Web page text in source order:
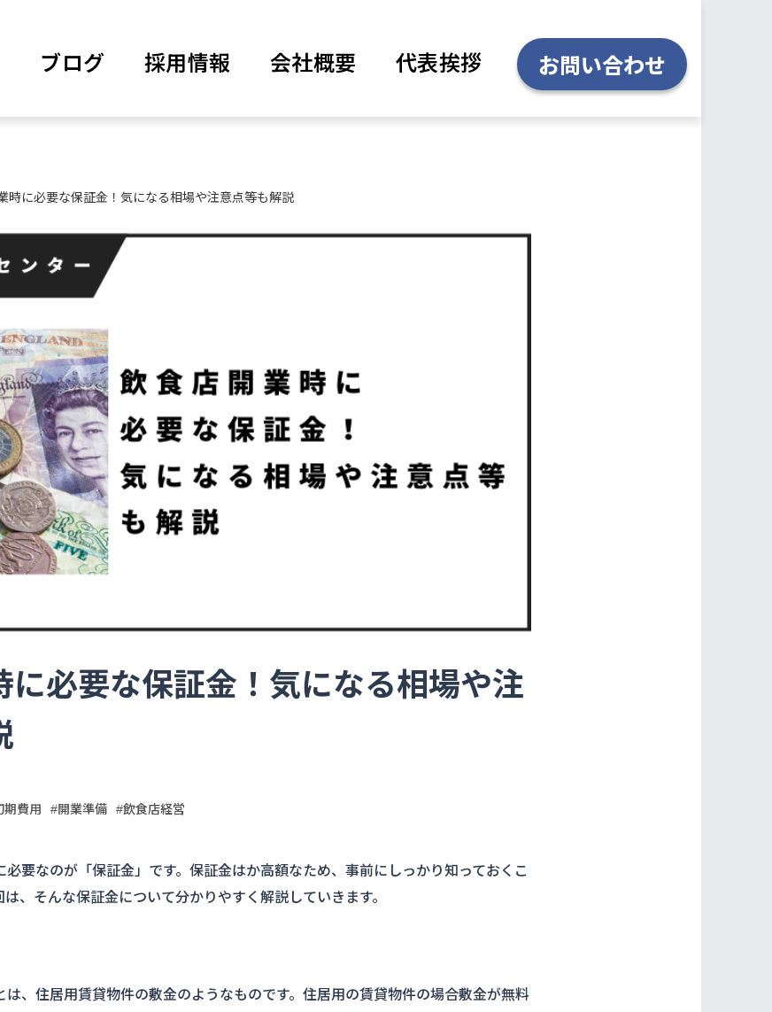
ブログ 採用情報 会社概要 代表挨拶 お問い合わせ
時に必要な保証金！気になる相場や注意点等も解説
に必要な保証金！気になる相場や注
期費用 #開業準備 #飲食店経営
要なのが「保証金」です。保証金はか高額なため、事前にしっかり知っておくこ
、そんな保証金について分かりやすく解説していきます。
は、住居用賃貸物件の敷金のようなものです。住居用の賃貸物件の場合敷金が無料